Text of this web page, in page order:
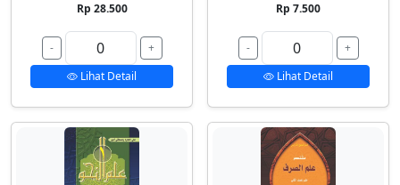
Rp 28.500
-
+
Lihat Detail
Rp 7.500
-
+
Lihat Detail